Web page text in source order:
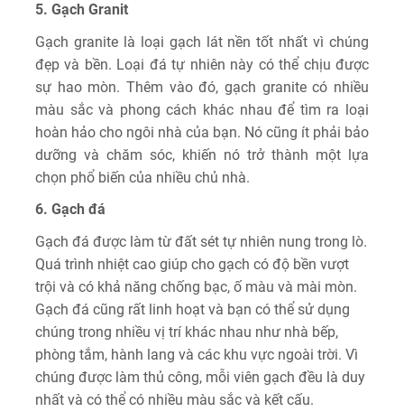
5. Gạch Granit
Gạch granite là loại gạch lát nền tốt nhất vì chúng
đẹp và bền. Loại đá tự nhiên này có thể chịu được
sự hao mòn. Thêm vào đó, gạch granite có nhiều
màu sắc và phong cách khác nhau để tìm ra loại
hoàn hảo cho ngôi nhà của bạn. Nó cũng ít phải bảo
dưỡng và chăm sóc, khiến nó trở thành một lựa
chọn phổ biến của nhiều chủ nhà.
6. Gạch đá
Gạch đá được làm từ đất sét tự nhiên nung trong lò.
Quá trình nhiệt cao giúp cho gạch có độ bền vượt
trội và có khả năng chống bạc, ố màu và mài mòn.
Gạch đá cũng rất linh hoạt và bạn có thể sử dụng
chúng trong nhiều vị trí khác nhau như nhà bếp,
phòng tắm, hành lang và các khu vực ngoài trời. Vì
chúng được làm thủ công, mỗi viên gạch đều là duy
nhất và có thể có nhiều màu sắc và kết cấu.